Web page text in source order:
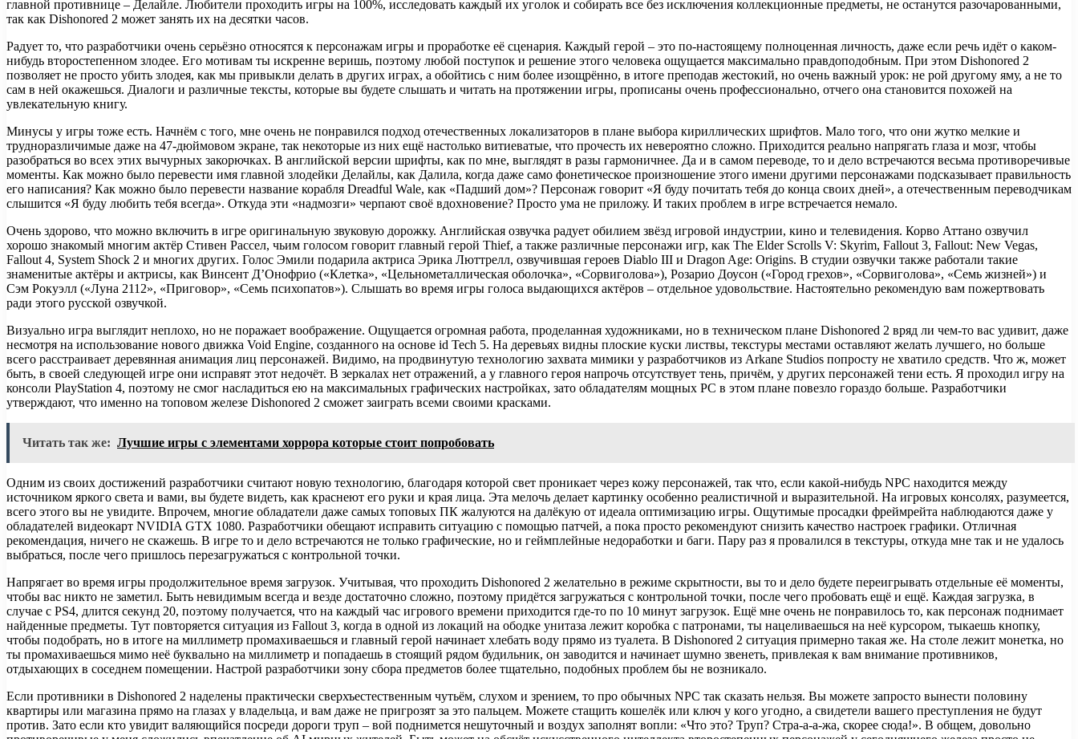
главной противнице – Делайле. Любители проходить игры на 100%, исследовать каждый их уголок и собирать все без исключения коллекционные предметы, не останутся разочарованными,
так как Dishonored 2 может занять их на десятки часов.
Радует то, что разработчики очень серьёзно относятся к персонажам игры и проработке её сценария. Каждый герой – это по-настоящему полноценная личность, даже если речь идёт о каком-
нибудь второстепенном злодее. Его мотивам ты искренне веришь, поэтому любой поступок и решение этого человека ощущается максимально правдоподобным. При этом Dishonored 2
позволяет не просто убить злодея, как мы привыкли делать в других играх, а обойтись с ним более изощрённо, в итоге преподав жестокий, но очень важный урок: не рой другому яму, а не то
сам в ней окажешься. Диалоги и различные тексты, которые вы будете слышать и читать на протяжении игры, прописаны очень профессионально, отчего она становится похожей на
увлекательную книгу.
Минусы у игры тоже есть. Начнём с того, мне очень не понравился подход отечественных локализаторов в плане выбора кириллических шрифтов. Мало того, что они жутко мелкие и
трудноразличимые даже на 47-дюймовом экране, так некоторые из них ещё настолько витиеватые, что прочесть их невероятно сложно. Приходится реально напрягать глаза и мозг, чтобы
разобраться во всех этих вычурных закорючках. В английской версии шрифты, как по мне, выглядят в разы гармоничнее. Да и в самом переводе, то и дело встречаются весьма противоречивые
моменты. Как можно было перевести имя главной злодейки Делайлы, как Далила, когда даже само фонетическое произношение этого имени другими персонажами подсказывает правильность
его написания? Как можно было перевести название корабля Dreadful Wale, как «Падший дом»? Персонаж говорит «Я буду почитать тебя до конца своих дней», а отечественным переводчикам
слышится «Я буду любить тебя всегда». Откуда эти «надмозги» черпают своё вдохновение? Просто ума не приложу. И таких проблем в игре встречается немало.
Очень здорово, что можно включить в игре оригинальную звуковую дорожку. Английская озвучка радует обилием звёзд игровой индустрии, кино и телевидения. Корво Аттано озвучил
хорошо знакомый многим актёр Стивен Рассел, чьим голосом говорит главный герой Thief, а также различные персонажи игр, как The Elder Scrolls V: Skyrim, Fallout 3, Fallout: New Vegas,
Fallout 4, System Shock 2 и многих других. Голос Эмили подарила актриса Эрика Люттрелл, озвучившая героев Diablo III и Dragon Age: Origins. В студии озвучки также работали такие
знаменитые актёры и актрисы, как Винсент Д’Онофрио («Клетка», «Цельнометаллическая оболочка», «Сорвиголова»), Розарио Доусон («Город грехов», «Сорвиголова», «Семь жизней») и
Сэм Рокуэлл («Луна 2112», «Приговор», «Семь психопатов»). Слышать во время игры голоса выдающихся актёров – отдельное удовольствие. Настоятельно рекомендую вам пожертвовать
ради этого русской озвучкой.
Визуально игра выглядит неплохо, но не поражает воображение. Ощущается огромная работа, проделанная художниками, но в техническом плане Dishonored 2 вряд ли чем-то вас удивит, даже
несмотря на использование нового движка Void Engine, созданного на основе id Tech 5. На деревьях видны плоские куски листвы, текстуры местами оставляют желать лучшего, но больше
всего расстраивает деревянная анимация лиц персонажей. Видимо, на продвинутую технологию захвата мимики у разработчиков из Arkane Studios попросту не хватило средств. Что ж, может
быть, в своей следующей игре они исправят этот недочёт. В зеркалах нет отражений, а у главного героя напрочь отсутствует тень, причём, у других персонажей тени есть. Я проходил игру на
консоли PlayStation 4, поэтому не смог насладиться ею на максимальных графических настройках, зато обладателям мощных PC в этом плане повезло гораздо больше. Разработчики
утверждают, что именно на топовом железе Dishonored 2 сможет заиграть всеми своими красками.
Читать так же: Лучшие игры с элементами хоррора которые стоит попробовать
Одним из своих достижений разработчики считают новую технологию, благодаря которой свет проникает через кожу персонажей, так что, если какой-нибудь NPC находится между
источником яркого света и вами, вы будете видеть, как краснеют его руки и края лица. Эта мелочь делает картинку особенно реалистичной и выразительной. На игровых консолях, разумеется,
всего этого вы не увидите. Впрочем, многие обладатели даже самых топовых ПК жалуются на далёкую от идеала оптимизацию игры. Ощутимые просадки фреймрейта наблюдаются даже у
обладателей видеокарт NVIDIA GTX 1080. Разработчики обещают исправить ситуацию с помощью патчей, а пока просто рекомендуют снизить качество настроек графики. Отличная
рекомендация, ничего не скажешь. В игре то и дело встречаются не только графические, но и геймплейные недоработки и баги. Пару раз я провалился в текстуры, откуда мне так и не удалось
выбраться, после чего пришлось перезагружаться с контрольной точки.
Напрягает во время игры продолжительное время загрузок. Учитывая, что проходить Dishonored 2 желательно в режиме скрытности, вы то и дело будете переигрывать отдельные её моменты,
чтобы вас никто не заметил. Быть невидимым всегда и везде достаточно сложно, поэтому придётся загружаться с контрольной точки, после чего пробовать ещё и ещё. Каждая загрузка, в
случае с PS4, длится секунд 20, поэтому получается, что на каждый час игрового времени приходится где-то по 10 минут загрузок. Ещё мне очень не понравилось то, как персонаж поднимает
найденные предметы. Тут повторяется ситуация из Fallout 3, когда в одной из локаций на ободке унитаза лежит коробка с патронами, ты нацеливаешься на неё курсором, тыкаешь кнопку,
чтобы подобрать, но в итоге на миллиметр промахиваешься и главный герой начинает хлебать воду прямо из туалета. В Dishonored 2 ситуация примерно такая же. На столе лежит монетка, но
ты промахиваешься мимо неё буквально на миллиметр и попадаешь в стоящий рядом будильник, он заводится и начинает шумно звенеть, привлекая к вам внимание противников,
отдыхающих в соседнем помещении. Настрой разработчики зону сбора предметов более тщательно, подобных проблем бы не возникало.
Если противники в Dishonored 2 наделены практически сверхъестественным чутьём, слухом и зрением, то про обычных NPC так сказать нельзя. Вы можете запросто вынести половину
квартиры или магазина прямо на глазах у владельца, и вам даже не пригрозят за это пальцем. Можете стащить кошелёк или ключ у кого угодно, а свидетели вашего преступления не будут
против. Зато если кто увидит валяющийся посреди дороги труп – вой поднимется нешуточный и воздух заполнят вопли: «Что это? Труп? Стра-а-а-жа, скорее сюда!». В общем, довольно